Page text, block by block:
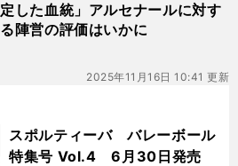
定した血統」アルセナールに対す
る陣営の評価はいかに
2025年11月16日 10:41 更新
スポルティーバ バレーボール
特集号 Vol.4 6月30日発売